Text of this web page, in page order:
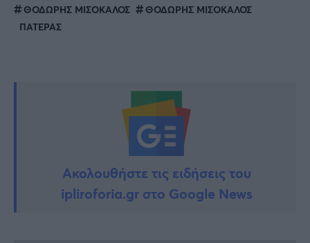
ΘΟΔΩΡΗΣ ΜΙΣΟΚΑΛΟΣ
ΘΟΔΩΡΗΣ ΜΙΣΟΚΑΛΟΣ
ΠΑΤΕΡΑΣ
Ακολουθήστε τις ειδήσεις του
ipliroforia.gr στο Google News